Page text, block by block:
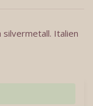
Italien